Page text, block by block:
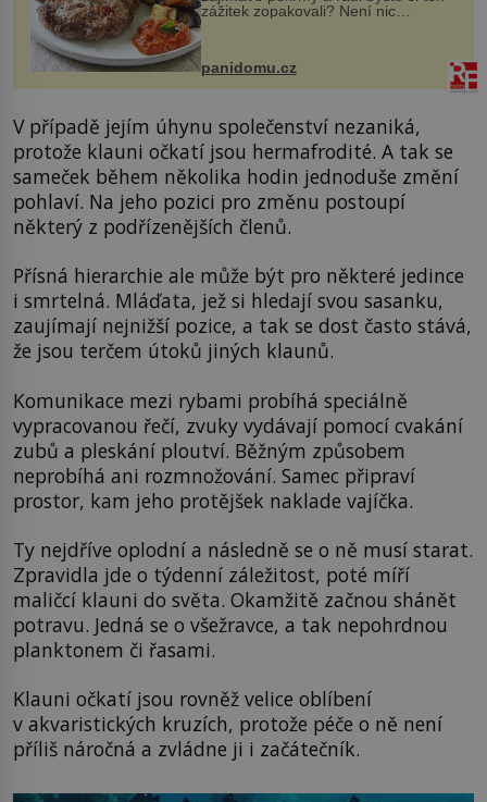
zážitek zopakovali? Není nic
snazšího. Pljeskavica (10 porcí)
Možná jste ji ochutnali na dovolené v
bývalé Jugoslávii, lze ji vi...
panidomu.cz
V případě jejím úhynu společenství nezaniká,
protože klauni očkatí jsou hermafrodité. A tak se
sameček během několika hodin jednoduše změní
pohlaví. Na jeho pozici pro změnu postoupí
některý z podřízenějších členů.
Přísná hierarchie ale může být pro některé jedince
i smrtelná. Mláďata, jež si hledají svou sasanku,
zaujímají nejnižší pozice, a tak se dost často stává,
že jsou terčem útoků jiných klaunů.
Komunikace mezi rybami probíhá speciálně
vypracovanou řečí, zvuky vydávají pomocí cvakání
zubů a pleskání ploutví. Běžným způsobem
neprobíhá ani rozmnožování. Samec připraví
prostor, kam jeho protějšek naklade vajíčka.
Ty nejdříve oplodní a následně se o ně musí starat.
Zpravidla jde o týdenní záležitost, poté míří
maličcí klauni do světa. Okamžitě začnou shánět
potravu. Jedná se o všežravce, a tak nepohrdnou
planktonem či řasami.
Klauni očkatí jsou rovněž velice oblíbení
v akvaristických kruzích, protože péče o ně není
příliš náročná a zvládne ji i začátečník.